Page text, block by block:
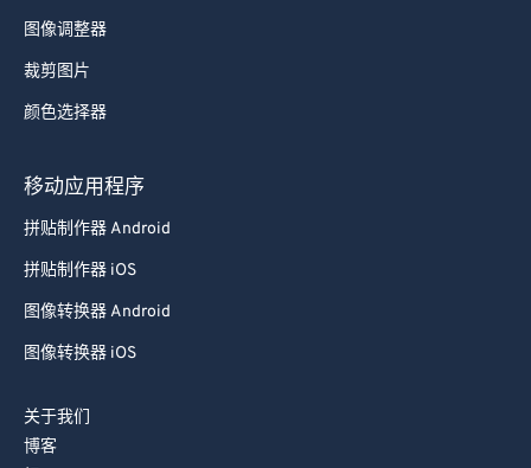
图像调整器
裁剪图片
颜色选择器
移动应用程序
拼贴制作器 Android
拼贴制作器 iOS
图像转换器 Android
图像转换器 iOS
关于我们
博客